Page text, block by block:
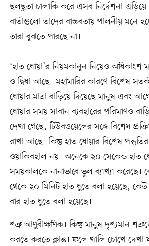
ছলছুতা চালাকি করে এসব নির্দেশনা এড়িয়ে
বার্তাগুলো তাদের বাস্তবতায় পালনীয় মনে
তারা বুঝতে পারছে না।
‘হাত ধোয়া’র নিয়মকানুন নিয়েও অধিকাংশ
ও দ্বিধা আছে। মহামারির কারণে বিশেষ
ধোয়ার মাত্রা বাড়িয়ে দিয়েছে মানুষ এবং
ধোয়ার সময় সাবান ব্যবহারের পরিমাণও
দেখা গেছে, টিউবওয়েলের সঙ্গে বিশেষ
রাখা আছে। কিন্তু হাত ধোয়ার বিশেষ
ওয়াকিবহাল নয়। অনেকে ২০ সেকেন্ড হাত
সময়কালকে নানাভাবে ভুল ব্যাখ্যা
থেকে ২০ মিনিট হাত ধুতে বলা হয়েছে,
বার হাত ধুতে বলা হয়েছে।
শত্রু আণুবীক্ষণিক। কিন্তু মানুষ দৃশ্যমান
করতে করতে ক্লান্ত। ফলে খালি চোখে